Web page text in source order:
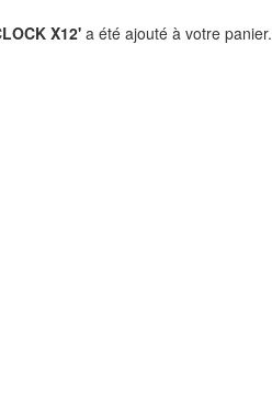
X12' a été ajouté à votre panier.